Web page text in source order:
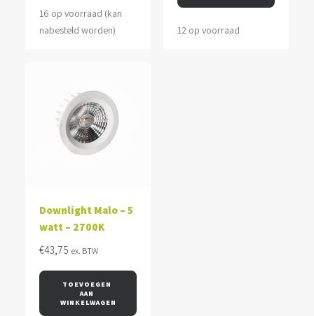
16 op voorraad (kan
nabesteld worden)
12 op voorraad
Downlight Malo – 5
watt – 2700K
€43,75 ex. BTW
TOEVOEGEN
AAN
WINKELWAGEN